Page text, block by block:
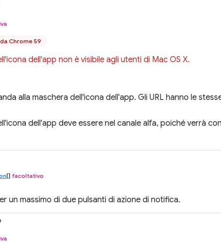
Chrome 59
dell'app non è visibile agli utenti di Mac OS X.
alla maschera dell'icona dell'app. Gli URL hanno le
dell'app deve essere nel canale alfa, poiché verrà
[] facoltativo
un massimo di due pulsanti di azione di notifica.